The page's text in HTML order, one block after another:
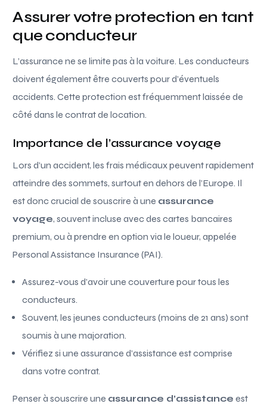
Assurer votre protection en tant
que conducteur
L’assurance ne se limite pas à la voiture. Les conducteurs
doivent également être couverts pour d’éventuels
accidents. Cette protection est fréquemment laissée de
côté dans le contrat de location.
Importance de l’assurance voyage
Lors d’un accident, les frais médicaux peuvent rapidement
atteindre des sommets, surtout en dehors de l’Europe. Il
est donc crucial de souscrire à une assurance
voyage, souvent incluse avec des cartes bancaires
premium, ou à prendre en option via le loueur, appelée
Personal Assistance Insurance (PAI).
Assurez-vous d’avoir une couverture pour tous les
conducteurs.
Souvent, les jeunes conducteurs (moins de 21 ans) sont
soumis à une majoration.
Vérifiez si une assurance d’assistance est comprise
dans votre contrat.
Penser à souscrire une assurance d’assistance est